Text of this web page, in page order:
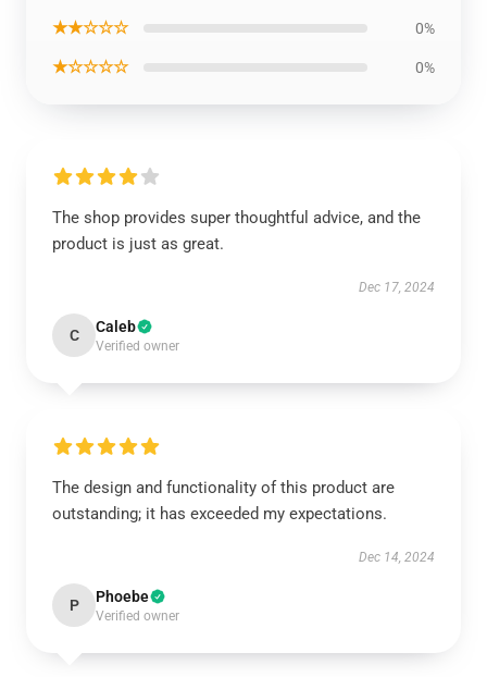
★★☆☆☆ 0%
★☆☆☆☆ 0%
The shop provides super thoughtful advice, and the
product is just as great.
Dec 17, 2024
C Caleb
Verified owner
The design and functionality of this product are
outstanding; it has exceeded my expectations.
Dec 14, 2024
P Phoebe
Verified owner